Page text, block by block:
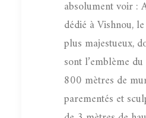
absolument voir :
dédié à Vishnou,
plus majestueux,
sont l’emblème
800 mètres de
parementés et